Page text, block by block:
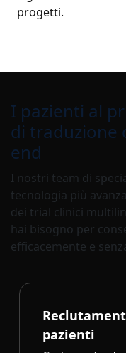
progetti.
I pazienti al
di traduzione
end
I nostri team di
tecnologia più
dei trial clinici
hai bisogno per
efficacemente e
pazienti